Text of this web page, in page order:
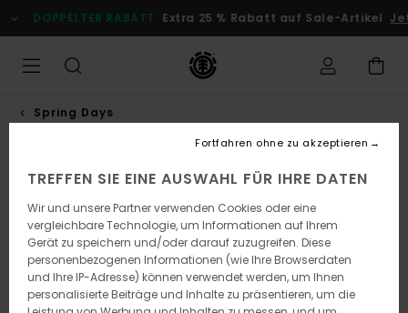
zur
Produktinformation
DOPPELTER RABATT Extra 25 % Rabatt auf Sale-Artikel
Spring Days
TREFFEN SIE EINE AUSWAHL FÜR IHRE DATEN
Wir und unsere Partner verwenden Cookies oder eine
vergleichbare Technologie, um Informationen auf Ihrem
Gerät zu speichern und/oder darauf zuzugreifen. Diese
personenbezogenen Informationen (wie Ihre Browserdaten
und Ihre IP-Adresse) können verwendet werden, um Ihnen
personalisierte Beiträge und Inhalte zu präsentieren, um die
Fortfahren ohne zu akzeptieren